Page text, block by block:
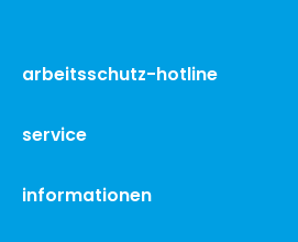
arbeitsschutz-hotline
service
informationen